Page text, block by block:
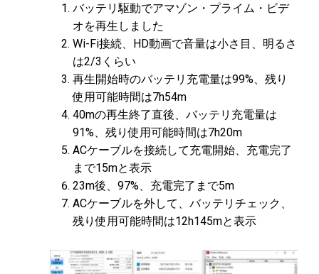
バッテリ駆動でアマゾン・プライム・ビデ
オを再生しました
Wi-Fi接続、HD動画で音量は小さ目、明るさ
は2/3くらい
再生開始時のバッテリ充電量は99%、残り
使用可能時間は7h54m
40mの再生終了直後、バッテリ充電量は
91%、残り使用可能時間は7h20m
ACケーブルを接続して充電開始、充電完了
まで15mと表示
23m後、97%、充電完了まで5m
ACケーブルを外して、バッテリチェック、
残り使用可能時間は12h145mと表示